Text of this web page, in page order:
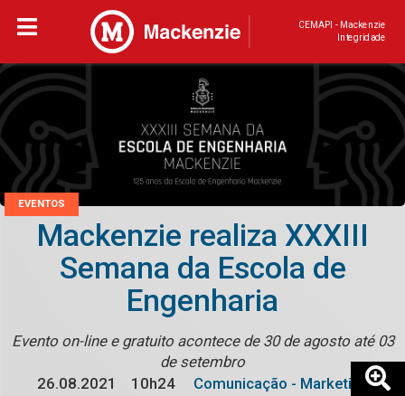
CEMAPI - Mackenzie
Integridade
EVENTOS
Mackenzie realiza XXXIII
Semana da Escola de
Engenharia
Evento on-line e gratuito acontece de 30 de agosto até 03
de setembro
26.08.2021
10h24
Comunicação - Marketing